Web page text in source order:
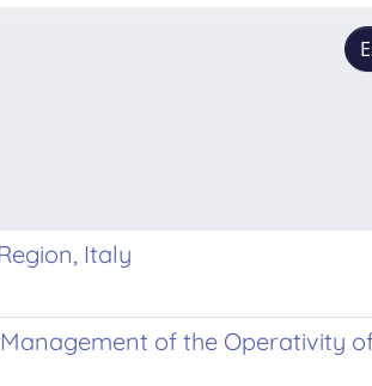
Italy
of the Operativity